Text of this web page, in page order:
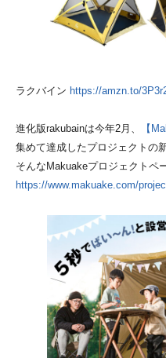
ラクバイン https://amzn.to/
進化版rakubainは今年2月、 【
集めて達成したプロジェクトの
そんなMakuakeプロジェクトペ
https://www.makuake.com/